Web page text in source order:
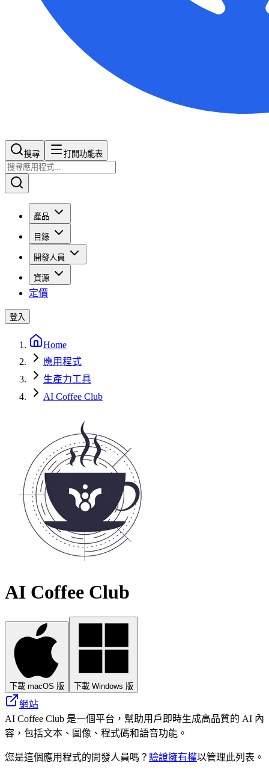
搜尋​​​​ 打開功能表
產品
目錄
開發人員
資源
定價
登入
Home
應用程式
生產力工具
AI Coffee Club
AI Coffee Club
下載 macOS 版 下載 Windows 版
網站
AI Coffee Club 是一個平台，幫助用戶即時生成高品質的 AI 內
容，包括文本、圖像、程式碼和語音功能。
您是這個應用程式的開發人員嗎？ 驗證擁有權以管理此列表。